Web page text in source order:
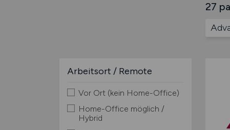
27
Arbeitsort / Remote
Vor Ort (kein Home-Office)
Home-Office möglich /
Hybrid